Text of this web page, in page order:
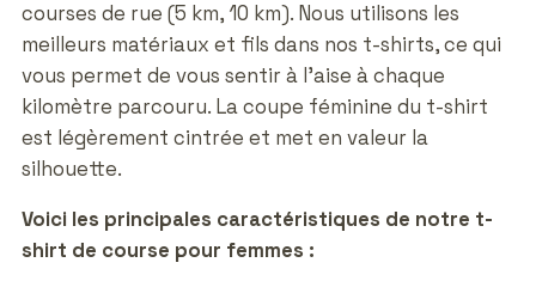
courses de rue (5 km, 10 km). Nous utilisons les
meilleurs matériaux et fils dans nos t-shirts, ce qui
vous permet de vous sentir à l'aise à chaque
kilomètre parcouru. La coupe féminine du t-shirt
est légèrement cintrée et met en valeur la
silhouette.
Voici les principales caractéristiques de notre t-
shirt de course pour femmes :